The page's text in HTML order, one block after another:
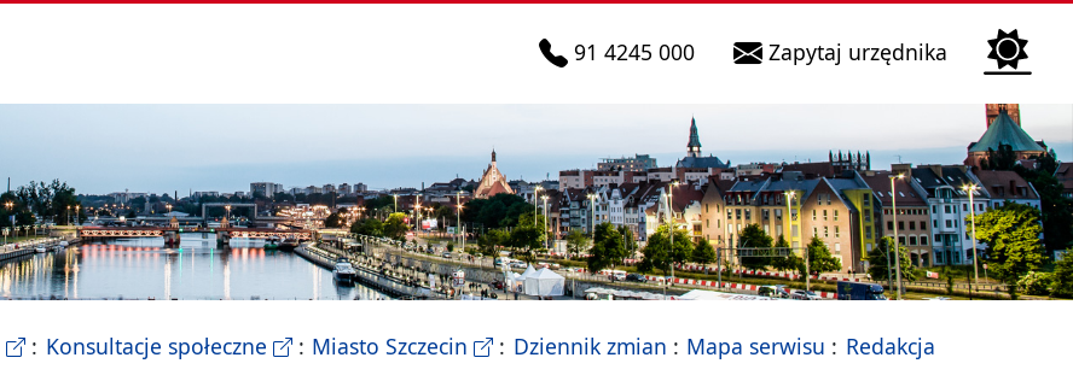
telefon do infolinii:
91 4245 000 Zapytaj urzędnika Biura
- Biletyn Informacji Publicznej Urzedu Miasta Szczecin
Konsultacje społeczne- strona konsultacji Miasta Szczecin
Miasto Szczecin - Oficjalna strona Miasta Szczecin
Dziennik zmian Mapa serwisu - drzewko rozdziałów
Redakcja